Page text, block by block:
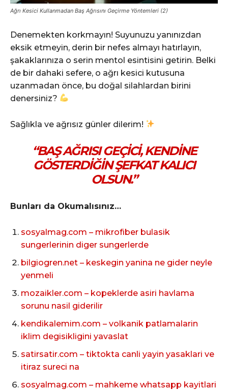
Ağrı Kesici Kullanmadan Baş Ağrısını Geçirme Yöntemleri (2)
Denemekten korkmayın! Suyunuzu yanınızdan
eksik etmeyin, derin bir nefes almayı hatırlayın,
şakaklarınıza o serin mentol esintisini getirin. Belki
de bir dahaki sefere, o ağrı kesici kutusuna
uzanmadan önce, bu doğal silahlardan birini
denersiniz?
Sağlıkla ve ağrısız günler dilerim!
“BAŞ AĞRISI GEÇICI, KENDINE
GÖSTERDIĞIN ŞEFKAT KALICI
OLSUN.”
Bunları da Okumalısınız…
sosyalmag.com – mikrofiber bulasik
sungerlerinin diger sungerlerde
bilgiogren.net – keskegin yanina ne gider neyle
yenmeli
mozaikler.com – kopeklerde asiri havlama
sorunu nasil giderilir
kendikalemim.com – volkanik patlamalarin
iklim degisikligini yavaslat
satirsatir.com – tiktokta canli yayin yasaklari ve
itiraz sureci na
sosyalmag.com – mahkeme whatsapp kayitlari